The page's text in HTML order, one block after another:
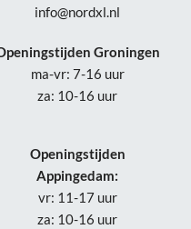
info@nordxl.nl
Groningen
ma-vr: 7-16 uur
za: 10-16 uur
Openingstijden
Appingedam:
vr: 11-17 uur
za: 10-16 uur